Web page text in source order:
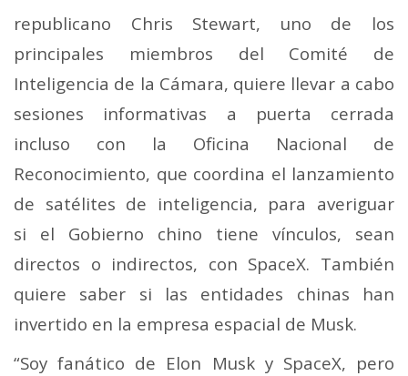
republicano Chris Stewart, uno de los
principales miembros del Comité de
Inteligencia de la Cámara, quiere llevar a cabo
sesiones informativas a puerta cerrada
incluso con la Oficina Nacional de
Reconocimiento, que coordina el lanzamiento
de satélites de inteligencia, para averiguar
si el Gobierno chino tiene vínculos, sean
directos o indirectos, con SpaceX. También
quiere saber si las entidades chinas han
invertido en la empresa espacial de Musk.
“Soy fanático de Elon Musk y SpaceX, pero